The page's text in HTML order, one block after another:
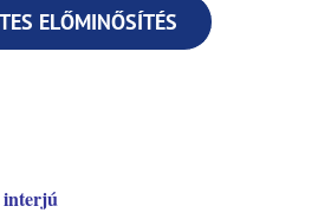
ELŐMINŐSÍTÉS
interjú